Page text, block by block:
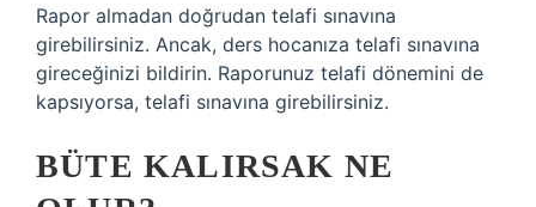
Rapor almadan doğrudan telafi sınavına
girebilirsiniz. Ancak, ders hocanıza telafi sınavına
gireceğinizi bildirin. Raporunuz telafi dönemini de
kapsıyorsa, telafi sınavına girebilirsiniz.
BÜTE KALIRSAK NE